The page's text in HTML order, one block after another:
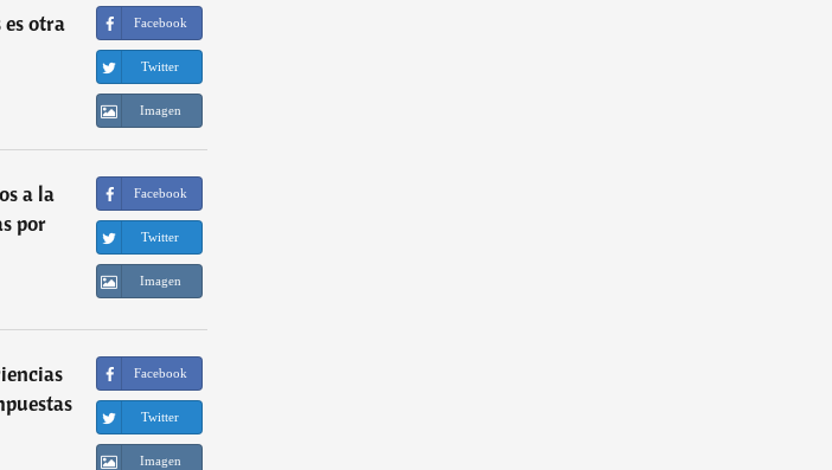
es otra
Facebook
Twitter
Imagen
a la
por
Facebook
Twitter
Imagen
Facebook
Twitter
Imagen